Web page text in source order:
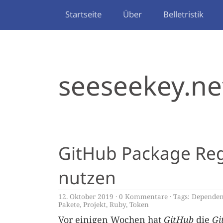
Startseite Über Belletristik
GitHub Package
nutzen
12. Oktober 2019 0 Kommentare Tags:
Pakete, Projekt, Ruby, Token
Vor einigen Wochen hat GitHub die